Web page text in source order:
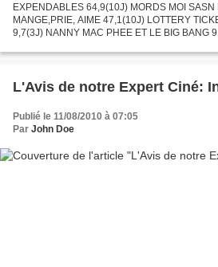
EXPENDABLES 64,9(10J) MORDS MOI SASN
MANGE,PRIE, AIME 47,1(10J) LOTTERY
9,7(3J) NANNY MAC PHEE ET LE BIG BANG
MOI , MOCHE...
L'Avis de notre Expert Ciné:
Publié le 11/08/2010 à 07:05
Par John Doe